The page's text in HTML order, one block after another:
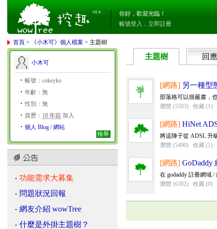
v0.4
你好，歡迎光臨！
帳號登入 ． 立即註冊
首頁 > 《小木可》個人檔案 > 主題樹
小木可
帳號：cokeyko
年齡：無
性別：無
資歷： 18 年前 加入
個人 Blog / 網站
檢舉
功能需求大募集
問題狀況回報
網友介紹 wowTree
什麼是外掛主題樹？
主題樹 回應
[網路] 另一種型
部落格可以很嚴肅，
瀏覽 (5593)
收藏 (1)
[網路] HiNet
將這陣子從 ADSL 升
瀏覽 (5490)
收藏 (1)
[網路] GoDaddy
在 godaddy 註冊網域
瀏覽 (6382)
收藏 (0)